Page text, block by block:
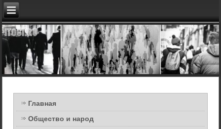
Главная
Общество и народ